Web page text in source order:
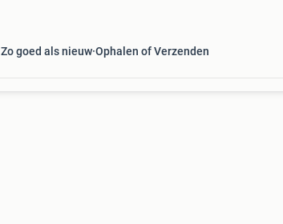
Zo goed als nieuw Ophalen of Verzenden